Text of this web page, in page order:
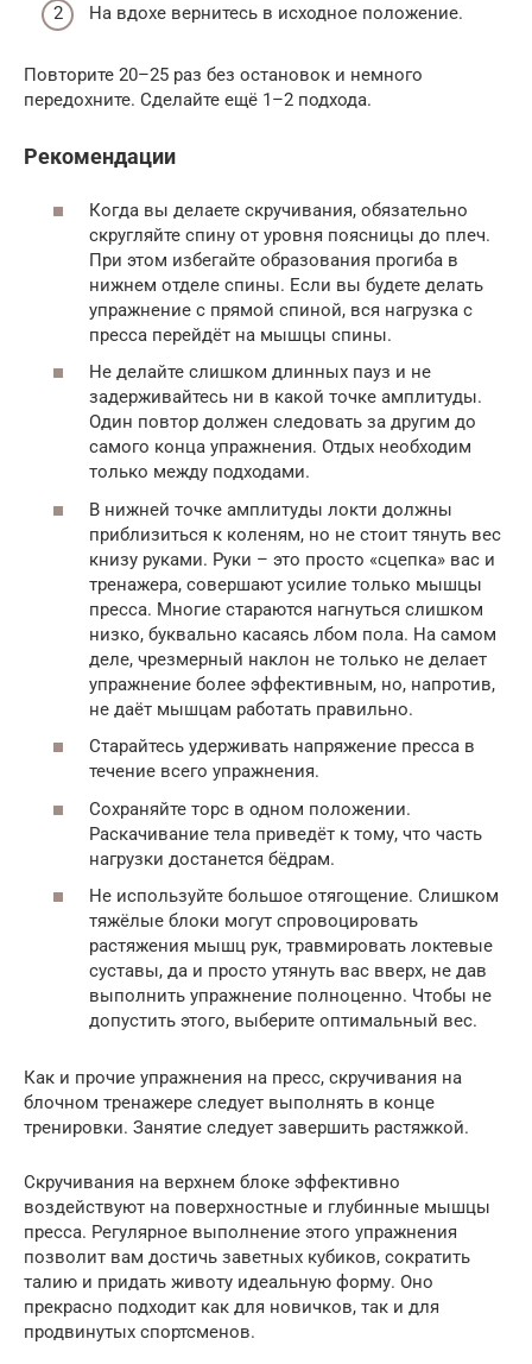
На вдохе вернитесь в исходное положение.
Повторите 20–25 раз без остановок и немного
передохните. Сделайте ещё 1–2 подхода.
Рекомендации
Когда вы делаете скручивания, обязательно
скругляйте спину от уровня поясницы до плеч.
При этом избегайте образования прогиба в
нижнем отделе спины. Если вы будете делать
упражнение с прямой спиной, вся нагрузка с
пресса перейдёт на мышцы спины.
Не делайте слишком длинных пауз и не
задерживайтесь ни в какой точке амплитуды.
Один повтор должен следовать за другим до
самого конца упражнения. Отдых необходим
только между подходами.
В нижней точке амплитуды локти должны
приблизиться к коленям, но не стоит тянуть вес
книзу руками. Руки – это просто «сцепка» вас и
тренажера, совершают усилие только мышцы
пресса. Многие стараются нагнуться слишком
низко, буквально касаясь лбом пола. На самом
деле, чрезмерный наклон не только не делает
упражнение более эффективным, но, напротив,
не даёт мышцам работать правильно.
Старайтесь удерживать напряжение пресса в
течение всего упражнения.
Сохраняйте торс в одном положении.
Раскачивание тела приведёт к тому, что часть
нагрузки достанется бёдрам.
Не используйте большое отягощение. Слишком
тяжёлые блоки могут спровоцировать
растяжения мышц рук, травмировать локтевые
суставы, да и просто утянуть вас вверх, не дав
выполнить упражнение полноценно. Чтобы не
допустить этого, выберите оптимальный вес.
Как и прочие упражнения на пресс, скручивания на
блочном тренажере следует выполнять в конце
тренировки. Занятие следует завершить растяжкой.
Скручивания на верхнем блоке эффективно
воздействуют на поверхностные и глубинные мышцы
пресса. Регулярное выполнение этого упражнения
позволит вам достичь заветных кубиков, сократить
талию и придать животу идеальную форму. Оно
прекрасно подходит как для новичков, так и для
продвинутых спортсменов.